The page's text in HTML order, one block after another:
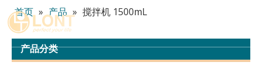
English
العربية
首页 » 产品 » 搅拌机 1500mL
产品分类